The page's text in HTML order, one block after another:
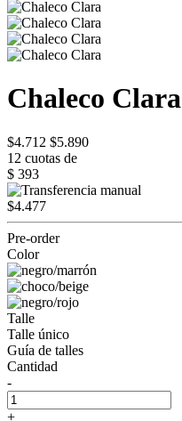
Chaleco Clara
$4.712 $5.890
12 cuotas de
$ 393
$4.477
Pre-order
Color
Talle
Talle único
Guía de talles
Cantidad
-
+